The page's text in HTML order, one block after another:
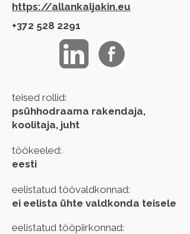
https://allankaljakin.eu
+372 528 2291
teised rollid:
psühhodraama rakendaja,
koolitaja, juht
töökeeled:
eesti
eelistatud töövaldkonnad:
ei eelista ühte valdkonda teisele
eelistatud tööpiirkonnad: